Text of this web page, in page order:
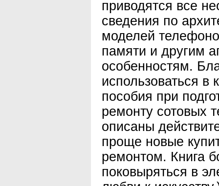
приводятся все
сведения по
моделей
памяти и другим
особенностям.
использоваться в
пособия при
ремонту сотовых
описаны
проще новые
ремонтом. Книга
поковыряться в